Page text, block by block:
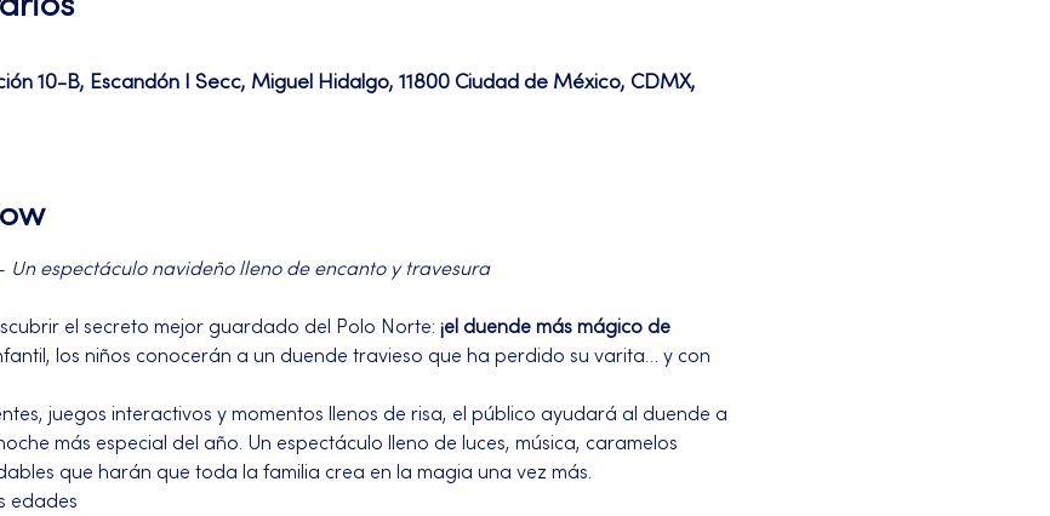
10-B, Escandón I Secc, Miguel Hidalgo, 11800 Ciudad de México, CDMX,
Un espectáculo navideño lleno de encanto y travesura
el secreto mejor guardado del Polo Norte: ¡el duende más mágico de
los niños conocerán a un duende travieso que ha perdido su varita… y con
juegos interactivos y momentos llenos de risa, el público ayudará al duende a
más especial del año. Un espectáculo lleno de luces, música, caramelos
que harán que toda la familia crea en la magia una vez más.
edades